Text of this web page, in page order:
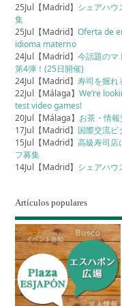
25Jul【Madrid】 シェアハウ
集
25Jul【Madrid】Oferta de
idioma materno
24Jul【Madrid】今話題のマ
第4弾！(25日開催)
24Jul【Madrid】寿司を握れ
22Jul【Málaga】We’re
test video games!
20Jul【Málaga】 お茶・情
17Jul【Madrid】 国際交流ピ
15Jul【Madrid】高級寿司店
フ募集
14Jul【Madrid】 シェアハウ
Artículos populares